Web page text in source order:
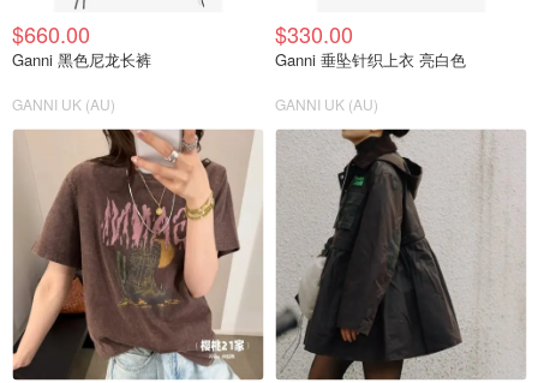
$660.00
Ganni 黑色尼龙长裤
GANNI UK (AU)
$330.00
Ganni 垂坠针织上衣 亮白色
GANNI UK (AU)